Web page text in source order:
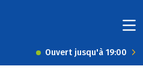
Ouvert jusqu'à 19:00